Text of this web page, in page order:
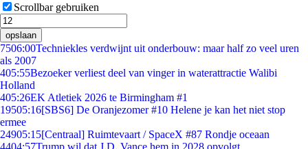
Scrollbar gebruiken
opslaan
7506:00Techniekles verdwijnt uit onderbouw: maar half zo veel uren
als 2007
405:55Bezoeker verliest deel van vinger in waterattractie Walibi
Holland
405:26EK Atletiek 2026 te Birmingham #1
19505:16[SBS6] De Oranjezomer #10 Helene je kan het niet stop
ermee
24905:15[Centraal] Ruimtevaart / SpaceX #87 Rondje oceaan
4404:57Trump wil dat J.D. Vance hem in 2028 opvolgt